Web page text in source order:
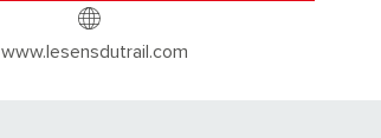
www.lesensdutrail.com